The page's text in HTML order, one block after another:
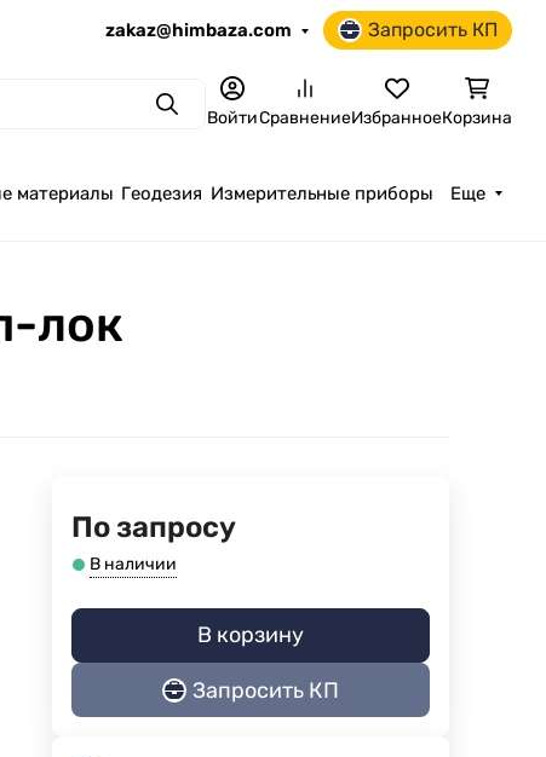
zakaz@himbaza.com Запросить КП
ПоискВойтиСравнениеИзбранноеКорзина
материалы Геодезия Измерительные приборы Еще
лок
По запросу
В наличии
В корзину
Запросить КП